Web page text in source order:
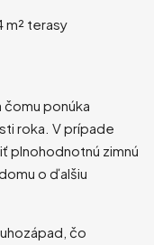
m² terasy
čomu ponúka
roka. V prípade
plnohodnotnú zimnú
o ďalšiu
čo